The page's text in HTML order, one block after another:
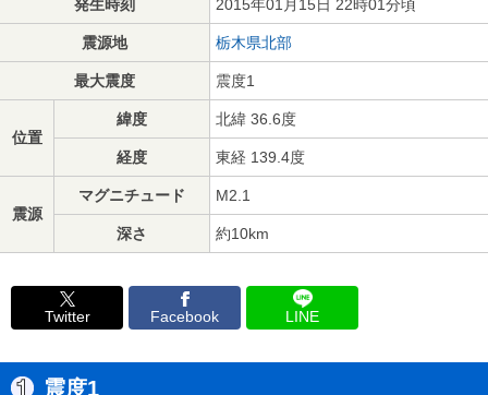
発生時刻 2015年01月15日 22時01分頃
震源地 栃木県北部
最大震度 震度1
位置
緯度 北緯 36.6度
経度 東経 139.4度
震源
マグニチュード M2.1
深さ 約10km
Twitter Facebook LINE
震度1